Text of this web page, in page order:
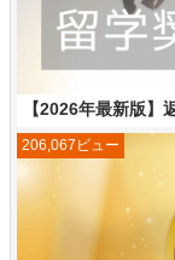
【2026年最新版】
206,067ビュー